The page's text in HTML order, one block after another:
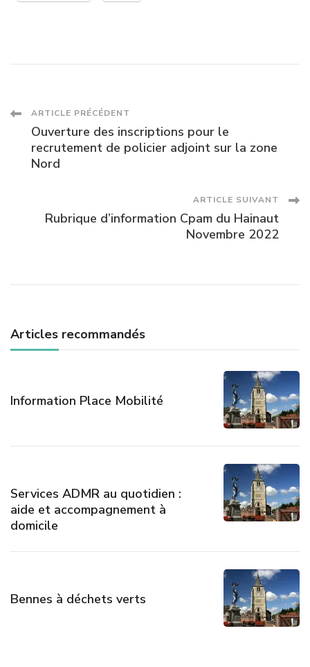
Navigation
des
ARTICLE PRÉCÉDENT
Ouverture des inscriptions pour le
recrutement de policier adjoint sur la zone
Nord
ARTICLE SUIVANT
Rubrique d’information Cpam du Hainaut
Novembre 2022
Articles recommandés
Information Place Mobilité
Services ADMR au quotidien :
aide et accompagnement à
domicile
Bennes à déchets verts